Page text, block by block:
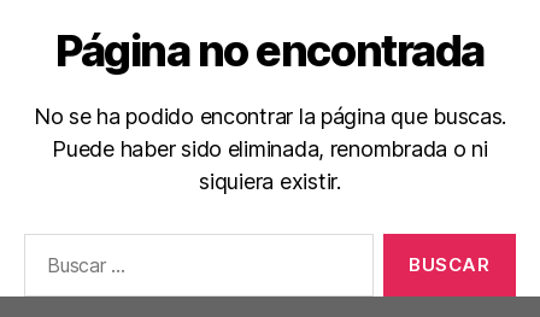
Página no encontrada
No se ha podido encontrar la página que buscas.
Puede haber sido eliminada, renombrada o ni
siquiera existir.